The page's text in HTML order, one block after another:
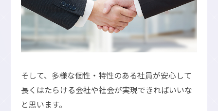
そして、多様な個性・特性のある社員が安心して
長くはたらける会社や社会が実現できればいいな
と思います。